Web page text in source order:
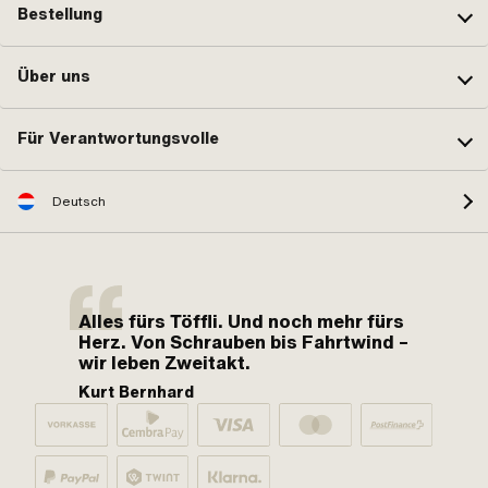
Bestellung
Über uns
Für Verantwortungsvolle
Deutsch
Alles fürs Töffli. Und noch mehr fürs
Herz. Von Schrauben bis Fahrtwind –
wir leben Zweitakt.
Kurt Bernhard